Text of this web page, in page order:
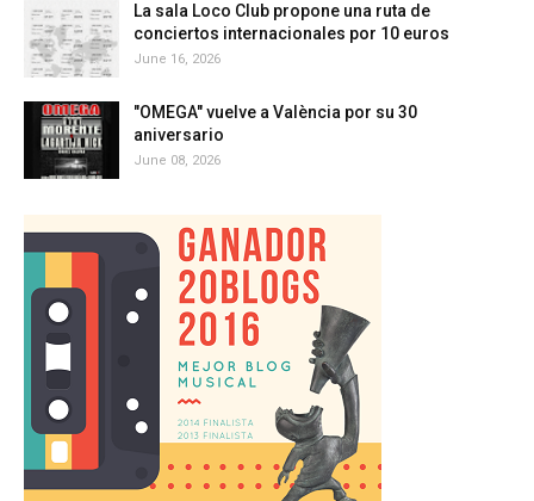
La sala Loco Club propone una ruta de
conciertos internacionales por 10 euros
June 16, 2026
"OMEGA" vuelve a València por su 30
aniversario
June 08, 2026